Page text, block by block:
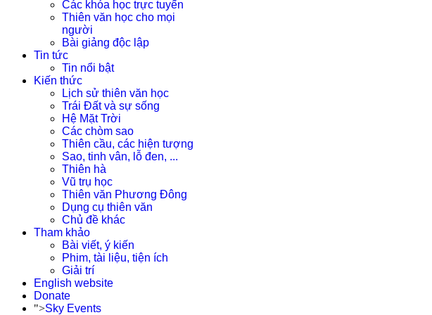
Các khóa học trực tuyến
Thiên văn học cho mọi
người
Bài giảng độc lập
Tin tức
Tin nổi bật
Kiến thức
Lịch sử thiên văn học
Trái Đất và sự sống
Hệ Mặt Trời
Các chòm sao
Thiên cầu, các hiện tượng
Sao, tinh vân, lỗ đen, ...
Thiên hà
Vũ trụ học
Thiên văn Phương Đông
Dụng cụ thiên văn
Chủ đề khác
Tham khảo
Bài viết, ý kiến
Phim, tài liệu, tiện ích
Giải trí
English website
Donate
">Sky Events